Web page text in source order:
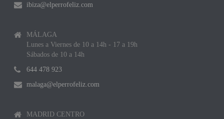
ibiza@elperrofeliz.com
MÁLAGA
Lunes a Viernes de 10 a 14h - 17 a 19h
Sábados de 10 a 14h
644 478 923
malaga@elperrofeliz.com
MADRID CENTRO